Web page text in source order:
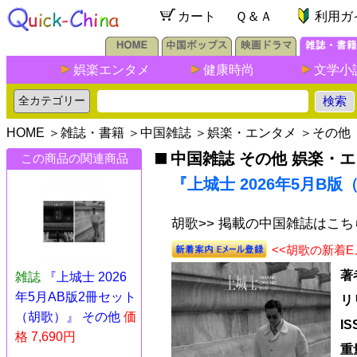
カート Ｑ＆Ａ 利用ガ
娯楽エンタメ 健康時尚 文学小
HOME ＞ 雑誌・書籍 ＞ 中国雑誌 ＞ 娯楽・エンタメ ＞ その他
この商品の関連商品
雑誌
『上城士 2026
年5月AB版2冊セット
（胡歌）』 その他 価
格 7,690円
中国雑誌 その他 娯楽・
『上城士 2026年5月B版
胡歌>> 掲載の中国雑誌はこち
<<胡歌の新着
著
重